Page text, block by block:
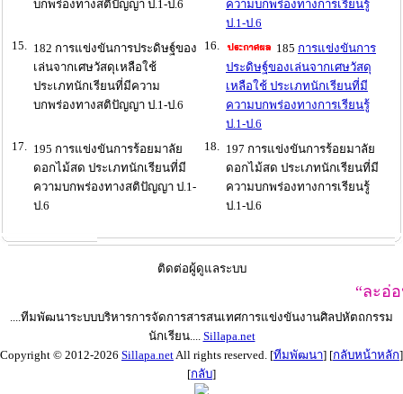
บกพร่องทางสติปัญญา ป.1-ป.6
ความบกพร่องทางการเรียนรู้
ป.1-ป.6
15.
182 การแข่งขันการประดิษฐ์ของ
เล่นจากเศษวัสดุเหลือใช้
ประเภทนักเรียนที่มีความ
บกพร่องทางสติปัญญา ป.1-ป.6
16. 185 การแข่งขันการ
ประดิษฐ์ของเล่นจากเศษวัสดุ
เหลือใช้ ประเภทนักเรียนที่มี
ความบกพร่องทางการเรียนรู้
ป.1-ป.6
17.
195 การแข่งขันการร้อยมาลัย
ดอกไม้สด ประเภทนักเรียนที่มี
ความบกพร่องทางสติปัญญา ป.1-
ป.6
18.
197 การแข่งขันการร้อยมาลัย
ดอกไม้สด ประเภทนักเรียนที่มี
ความบกพร่องทางการเรียนรู้
ป.1-ป.6
ติดต่อผู้ดูแลระบบ
“ละอ่อนเจีย
....ทีมพัฒนาระบบบริหารการจัดการสารสนเทศการแข่งขันงานศิลปหัตถกรรม
นักเรียน.... Sillapa.net
Copyright © 2012-2026 Sillapa.netAll rights reserved. [ทีมพัฒนา] [กลับหน้าหลัก]
[กลับ]